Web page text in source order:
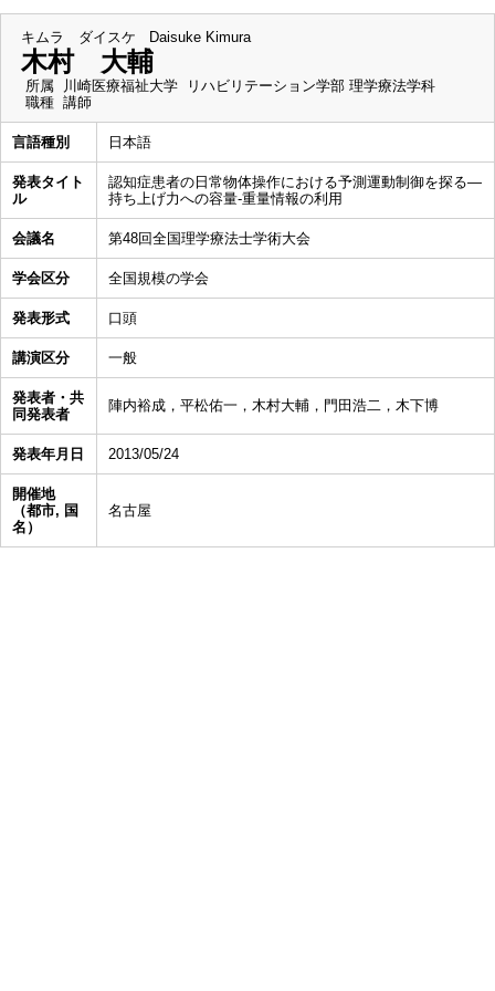
キムラ ダイスケ Daisuke Kimura
木村 大輔
所属
川崎医療福祉大学 リハビリテーション学部 理学療法学科
職種 講師
言語種別 日本語
発表タイト
ル
認知症患者の日常物体操作における予測運動制御を探る―
持ち上げ力への容量-重量情報の利用
会議名 第48回全国理学療法士学術大会
学会区分 全国規模の学会
発表形式 口頭
講演区分 一般
発表者・共
同発表者
陣内裕成，平松佑一，木村大輔，門田浩二，木下博
発表年月日 2013/05/24
開催地
（都市, 国
名）
名古屋